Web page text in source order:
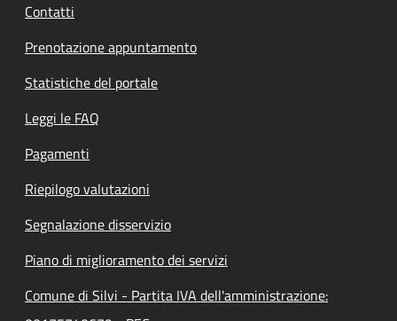
Contatti
Prenotazione appuntamento
Statistiche del portale
Leggi le FAQ
Pagamenti
Riepilogo valutazioni
Segnalazione disservizio
Piano di miglioramento dei servizi
Comune di Silvi - Partita IVA dell'amministrazione: